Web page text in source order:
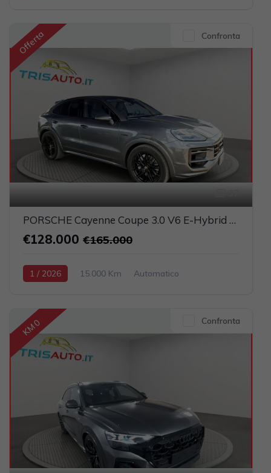
4395cc 585CV / 430KW
Offerta Confronta
PORSCHE Cayenne Coupe 3.0 V6 E-Hybrid UFFICIALE ITALIA (TETTO PANORAMICO)
€128.000 €165.000
1 / 2026 15.000 Km
Automatico
2995cc 470CV / 346KW
KM 0 Confronta